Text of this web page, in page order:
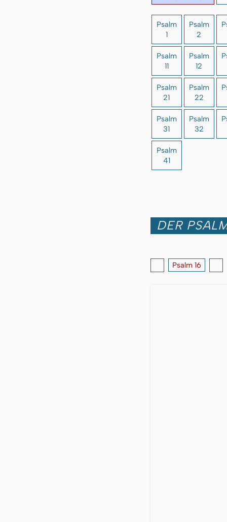
Psalm
1
Psalm
2
Psalm
11
Psalm
12
Psalm
21
Psalm
22
Psalm
31
Psalm
32
Psalm
41
DER
Psalm 16